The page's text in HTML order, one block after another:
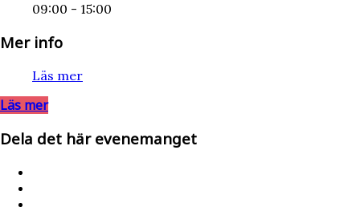
09:00 - 15:00
Mer info
Läs mer
Läs mer
Dela det här evenemanget